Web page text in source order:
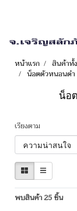
หน้าแรก สินค้าทั้
น็อตตัวหนอนดำ
น็อ
เรียงตาม
พบสินค้า 25 ชิ้น